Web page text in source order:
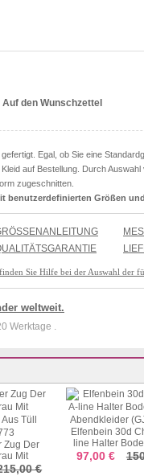
Auf den Wunschzettel
Egal, ob Sie eine
auf Bestellung. Durch
zugeschnitten.
benutzerdefinierten Größen
Sie Hilfe bei der Auswahl der
weltweit.
Werktage .
Zug Der
Mit
Tüll€
Elfenbein 30d
line Halter
Abendkleider
97,00 €